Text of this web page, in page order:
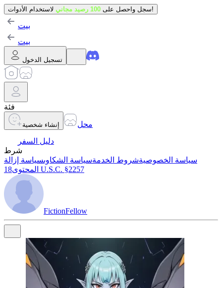
سجل واحصل على 100 رصيد مجاني لاستخدام الأدوات!
بيت
بيت
تسجيل الدخول
فئة
إنشاء شخصية
محل
دليل السفر
شرط
سياسة الخصوصيةشروط الخدمةسياسة الشكاوىسياسة إزالة
المحتوى 18 U.S.C. §2257
FictionFellow